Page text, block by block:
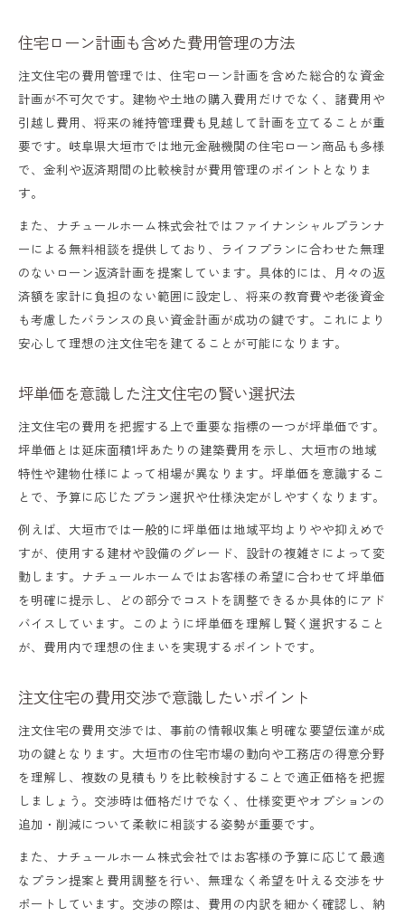
住宅ローン計画も含めた費用管理の方法
注文住宅の費用管理では、住宅ローン計画を含めた総合的な資金
計画が不可欠です。建物や土地の購入費用だけでなく、諸費用や
引越し費用、将来の維持管理費も見越して計画を立てることが重
要です。岐阜県大垣市では地元金融機関の住宅ローン商品も多様
で、金利や返済期間の比較検討が費用管理のポイントとなりま
す。
また、ナチュールホーム株式会社ではファイナンシャルプランナ
ーによる無料相談を提供しており、ライフプランに合わせた無理
のないローン返済計画を提案しています。具体的には、月々の返
済額を家計に負担のない範囲に設定し、将来の教育費や老後資金
も考慮したバランスの良い資金計画が成功の鍵です。これにより
安心して理想の注文住宅を建てることが可能になります。
坪単価を意識した注文住宅の賢い選択法
注文住宅の費用を把握する上で重要な指標の一つが坪単価です。
坪単価とは延床面積1坪あたりの建築費用を示し、大垣市の地域
特性や建物仕様によって相場が異なります。坪単価を意識するこ
とで、予算に応じたプラン選択や仕様決定がしやすくなります。
例えば、大垣市では一般的に坪単価は地域平均よりやや抑えめで
すが、使用する建材や設備のグレード、設計の複雑さによって変
動します。ナチュールホームではお客様の希望に合わせて坪単価
を明確に提示し、どの部分でコストを調整できるか具体的にアド
バイスしています。このように坪単価を理解し賢く選択すること
が、費用内で理想の住まいを実現するポイントです。
注文住宅の費用交渉で意識したいポイント
注文住宅の費用交渉では、事前の情報収集と明確な要望伝達が成
功の鍵となります。大垣市の住宅市場の動向や工務店の得意分野
を理解し、複数の見積もりを比較検討することで適正価格を把握
しましょう。交渉時は価格だけでなく、仕様変更やオプションの
追加・削減について柔軟に相談する姿勢が重要です。
また、ナチュールホーム株式会社ではお客様の予算に応じて最適
なプラン提案と費用調整を行い、無理なく希望を叶える交渉をサ
ポートしています。交渉の際は、費用の内訳を細かく確認し、納